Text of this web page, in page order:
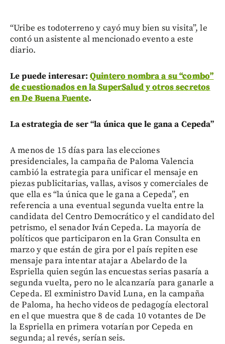
“Uribe es todoterreno y cayó muy bien su visita”, le
contó un asistente al mencionado evento a este
diario.
Le puede interesar: Quintero nombra a su “combo”
de cuestionados en la SuperSalud y otros secretos
en De Buena Fuente.
La estrategia de ser “la única que le gana a Cepeda”
A menos de 15 días para las elecciones
presidenciales, la campaña de Paloma Valencia
cambió la estrategia para unificar el mensaje en
piezas publicitarias, vallas, avisos y comerciales de
que ella es “la única que le gana a Cepeda”, en
referencia a una eventual segunda vuelta entre la
candidata del Centro Democrático y el candidato del
petrismo, el senador Iván Cepeda. La mayoría de
políticos que participaron en la Gran Consulta en
marzo y que están de gira por el país repiten ese
mensaje para intentar atajar a Abelardo de la
Espriella quien según las encuestas serias pasaría a
segunda vuelta, pero no le alcanzaría para ganarle a
Cepeda. El exministro David Luna, en la campaña
de Paloma, ha hecho videos de pedagogía electoral
en el que muestra que 8 de cada 10 votantes de De
la Espriella en primera votarían por Cepeda en
segunda; al revés, serían seis.